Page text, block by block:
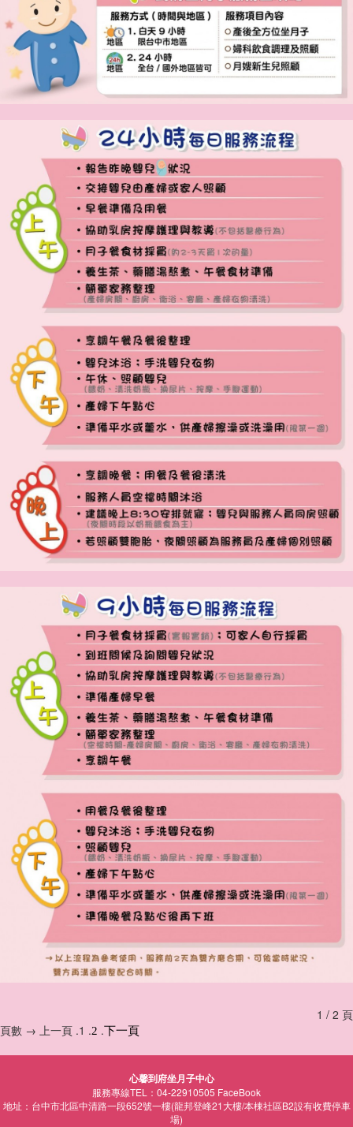
1 / 2 頁
頁數 → 上一頁 .1 .2 .下一頁
心馨到府坐月子中心
服務專線TEL：04-22910505 FaceBook
地址：台中市北區中清路一段652號一樓(龍邦登峰21大樓/本棟社區B2設有收費停車
場)